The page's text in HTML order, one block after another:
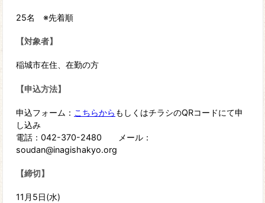
25名 ※先着順
【対象者】
稲城市在住、在勤の方
【申込方法】
申込フォーム： こちらから もしくはチラシのQRコードにて申
し込み
電話：042-370-2480 メール：
soudan@inagishakyo.org
【締切】
11月5日(水)